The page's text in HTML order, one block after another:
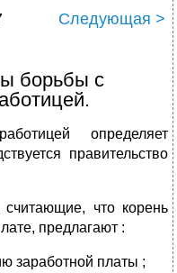
Следующая >
борьбы с
определяет
правительство
что корень
предлагают :
заработной платы ;